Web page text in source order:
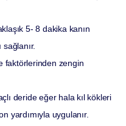
5- 8 dakika kanın
sağlanır.
faktörlerinden zengin
deride eğer hala kıl kökleri
yardımıyla uygulanır.